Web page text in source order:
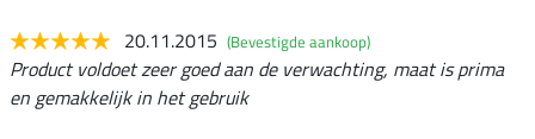
20.11.2015 (Bevestigde aankoop)
Product voldoet zeer goed aan de verwachting, maat is prima
en gemakkelijk in het gebruik